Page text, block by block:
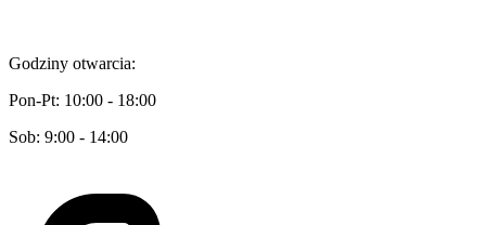
Godziny otwarcia:
Pon-Pt: 10:00 - 18:00
Sob: 9:00 - 14:00